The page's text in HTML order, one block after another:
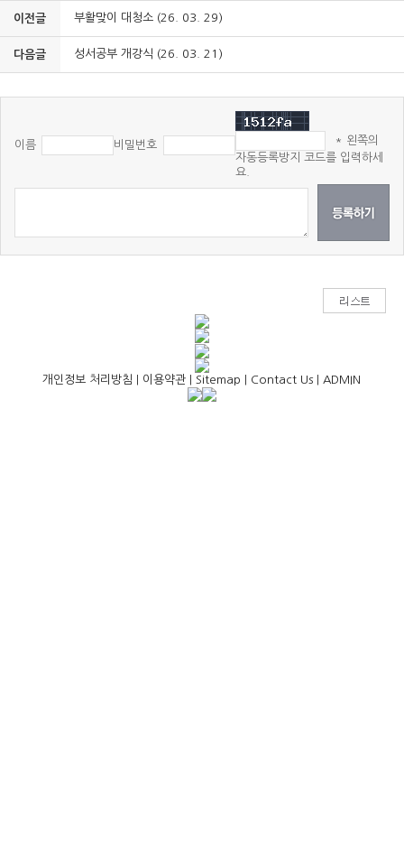
이전글 부활맞이 대청소 (26. 03. 29)
다음글 성서공부 개강식 (26. 03. 21)
이름 비밀번호
* 왼쪽의
자동등록방지 코드를 입력하세
요.
개인정보 처리방침 이용약관 Sitemap Contact Us ADMIN